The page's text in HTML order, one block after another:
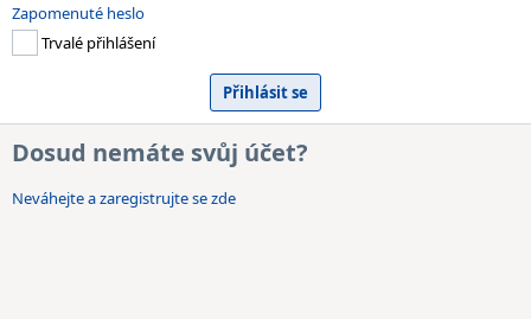
Zapomenuté heslo
Trvalé přihlášení
Dosud nemáte svůj účet?
Neváhejte a zaregistrujte se zde